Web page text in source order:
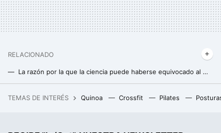
RELACIONADO
La razón por la que la ciencia puede haberse equivocado al medir el aumento de masa muscular en los estudios
TEMAS DE INTERÉS Quinoa Crossfit Pilates